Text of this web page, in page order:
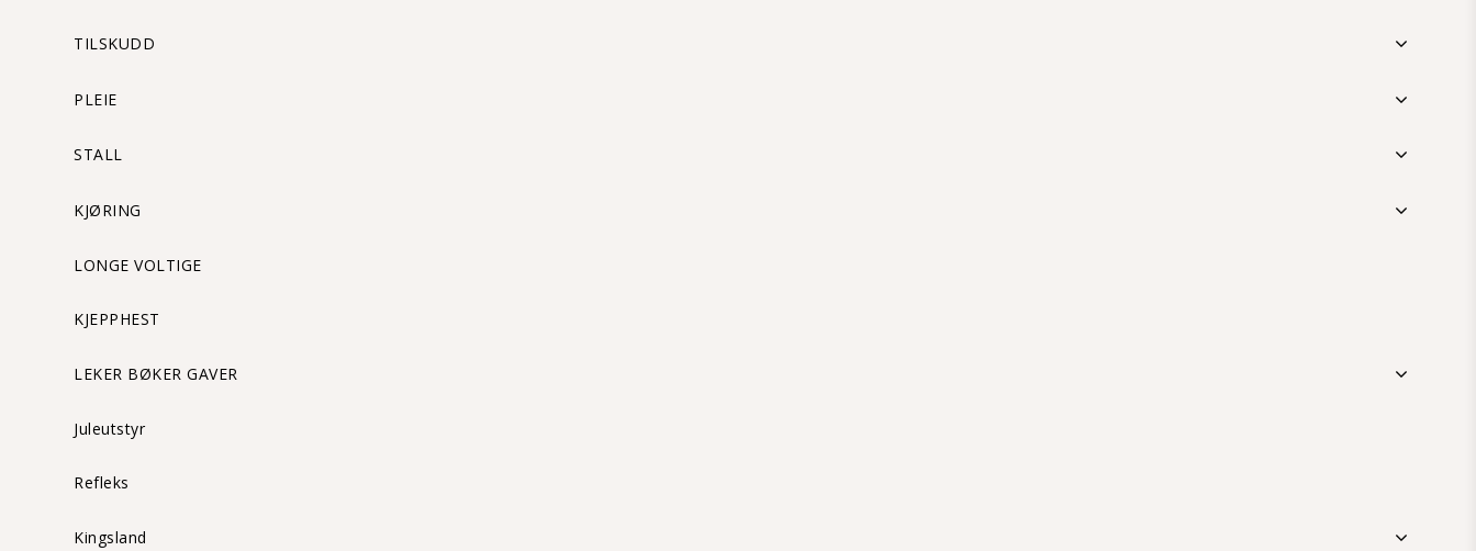
TILSKUDD
PLEIE
STALL
KJØRING
LONGE VOLTIGE
KJEPPHEST
LEKER BØKER GAVER
Juleutstyr
Refleks
Kingsland